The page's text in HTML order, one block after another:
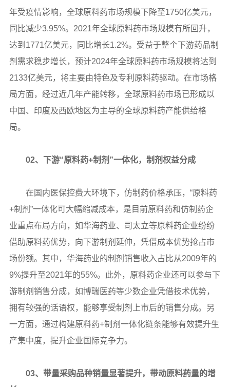
年受疫情影响，全球原料药市场规模下降至1750亿美元，
同比减少3.95%。2021年全球原料药市场规模有所回升，
达到1771亿美元，同比增长1.2%。受益于整个下游药品制
剂需求稳步增长，预计2024年全球原料药市场规模将达到
2133亿美元，将主要由特色及专利原料药驱动。在市场格
局方面，经过近几年产能转移，全球原料药市场已形成以
中国、印度及西欧地区为主导的全球原料药产能供给格
局。
02、下游“原料药+制剂”一体化，制剂权益分成
在国内医保控费大环境下，仿制药价格承压，“原料药
+制剂”一体化可大幅缩减成本，是目前原料药和仿制药企
业重点布局方向，如华海药业、司太立等原料药企业纷纷
借助原料药优势，向下游制剂延伸，凭借成本优势抢占市
场份额。其中，华海药业的制剂销售收入占比从2009年的
9%提升至2021年的55%。此外，原料药企业还可以参与下
游制剂销售分成，如博瑞医药等少数企业凭借技术优势，
拥有较强的话语权，能够享受制剂上市后的销售分成。另
一方面，通过构建原料药+制剂一体化链条能够有效提升生
产集中度，提升企业国际竞争力。
03、带量采购品种销量显著提升，带动原料药量的增